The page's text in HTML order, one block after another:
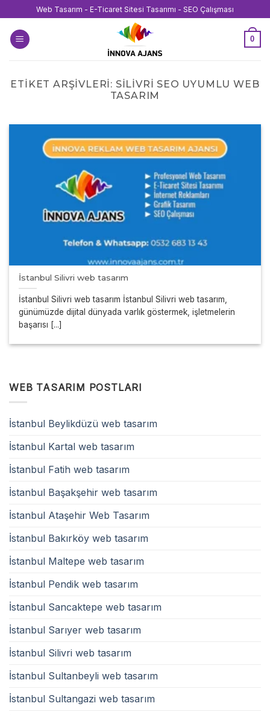
atla
Web Tasarım - E-Ticaret Sitesi Tasarımı - SEO Çalışması
0
ETIKET ARŞIVLERI: SILIVRI SEO UYUMLU WEB
TASARIM
İstanbul Silivri web tasarım
İstanbul Silivri web tasarım İstanbul Silivri web tasarım,
günümüzde dijital dünyada varlık göstermek, işletmelerin
başarısı [...]
WEB TASARIM POSTLARI
İstanbul Beylikdüzü web tasarım
İstanbul Kartal web tasarım
İstanbul Fatih web tasarım
İstanbul Başakşehir web tasarım
İstanbul Ataşehir Web Tasarım
İstanbul Bakırköy web tasarım
İstanbul Maltepe web tasarım
İstanbul Pendik web tasarım
İstanbul Sancaktepe web tasarım
İstanbul Sarıyer web tasarım
İstanbul Silivri web tasarım
İstanbul Sultanbeyli web tasarım
İstanbul Sultangazi web tasarım